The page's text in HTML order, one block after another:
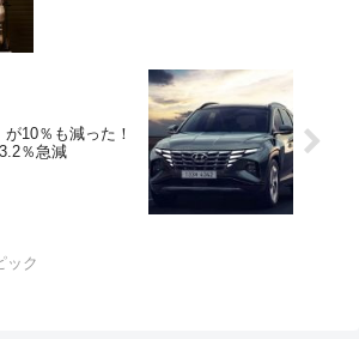
10％も減った！
％急減
ック